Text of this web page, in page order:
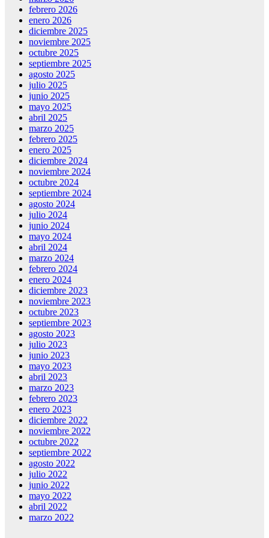
febrero 2026
enero 2026
diciembre 2025
noviembre 2025
octubre 2025
septiembre 2025
agosto 2025
julio 2025
junio 2025
mayo 2025
abril 2025
marzo 2025
febrero 2025
enero 2025
diciembre 2024
noviembre 2024
octubre 2024
septiembre 2024
agosto 2024
julio 2024
junio 2024
mayo 2024
abril 2024
marzo 2024
febrero 2024
enero 2024
diciembre 2023
noviembre 2023
octubre 2023
septiembre 2023
agosto 2023
julio 2023
junio 2023
mayo 2023
abril 2023
marzo 2023
febrero 2023
enero 2023
diciembre 2022
noviembre 2022
octubre 2022
septiembre 2022
agosto 2022
julio 2022
junio 2022
mayo 2022
abril 2022
marzo 2022